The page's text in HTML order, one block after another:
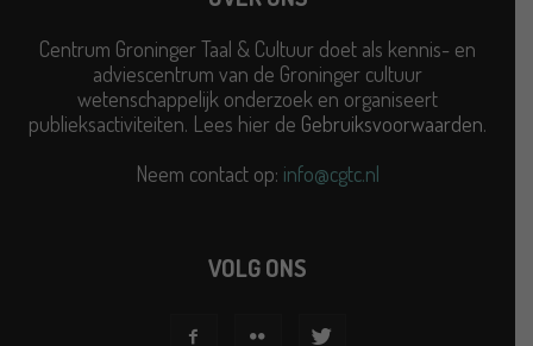
Centrum Groninger Taal & Cultuur doet als kennis- en
adviescentrum van de Groninger cultuur
wetenschappelijk onderzoek en organiseert
publieksactiviteiten. Lees hier de Gebruiksvoorwaarden.
Neem contact op: info@cgtc.nl
VOLG ONS